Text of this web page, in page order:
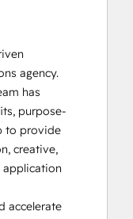
agency.
has
purpose-
to provide
creative,
application
accelerate